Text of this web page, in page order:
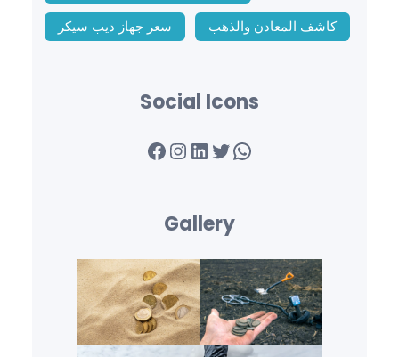
سعر جهاز ديب سيكر
كاشف المعادن والذهب
Social Icons
Facebook InstagramLinkedIn Twitter WhatsApp
Gallery